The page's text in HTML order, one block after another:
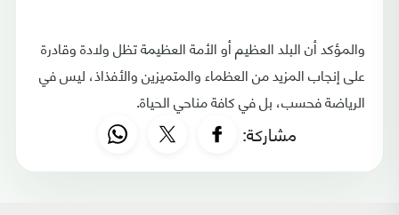
والمؤكد أن البلد العظيم أو الأمة العظيمة تظل ولادة وقادرة
على إنجاب المزيد من العظماء والمتميزين والأفذاذ، ليس في
الرياضة فحسب، بل في كافة مناحي الحياة.
مشاركة: